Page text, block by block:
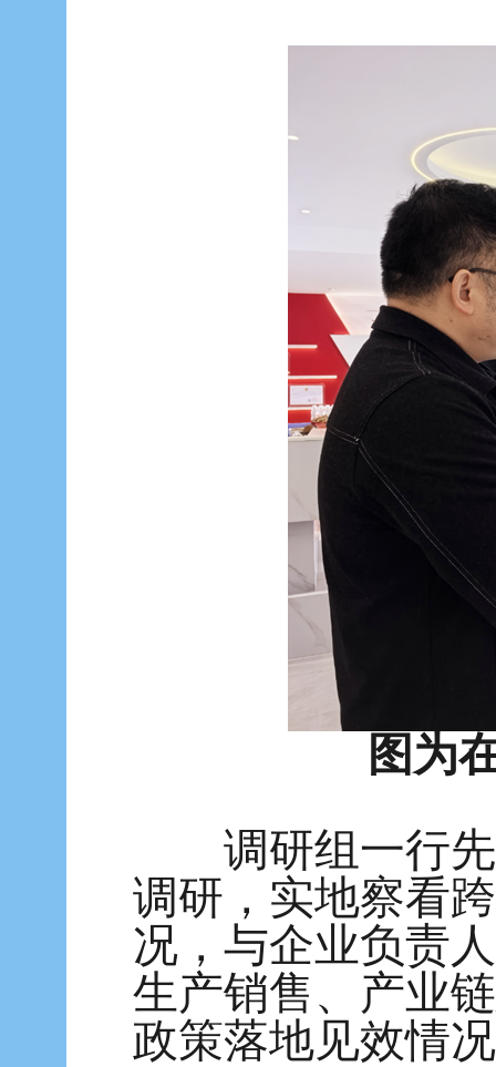
图为
调研组一行先
调研，实地察看
况，与企业负责
生产销售、产业
政策落地见效情